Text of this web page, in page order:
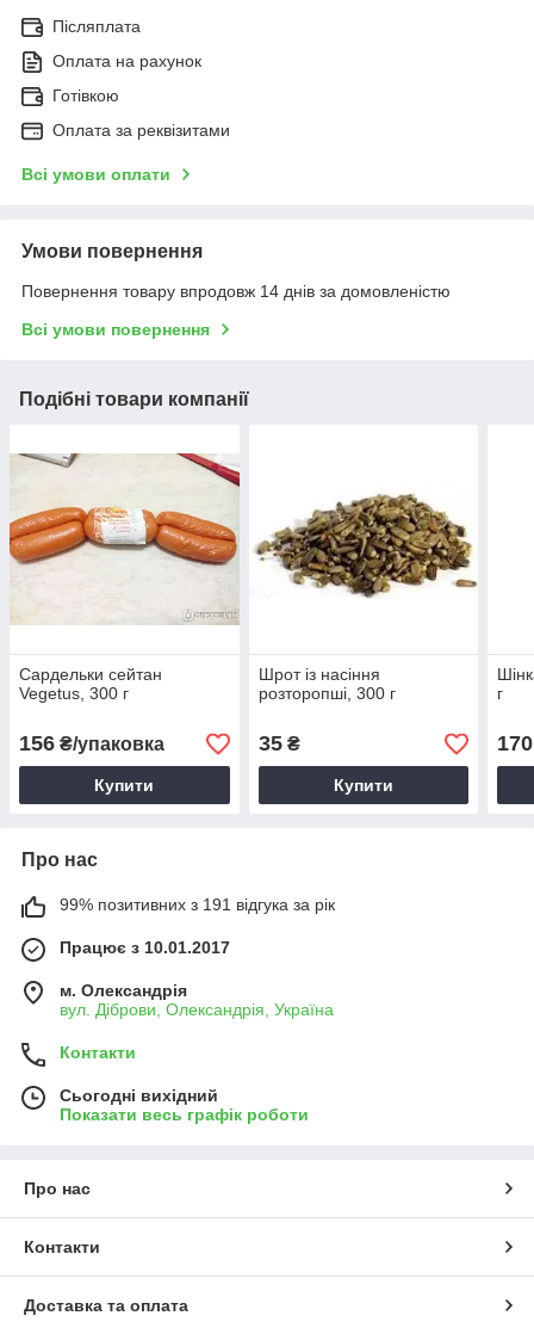
Післяплата
Оплата на рахунок
Готівкою
Оплата за реквізитами
Всі умови оплати
Умови повернення
Повернення товару впродовж 14 днів за домовленістю
Всі умови повернення
Подібні товари компанії
Сардельки сейтан
Vegetus, 300 г
156 ₴/упаковка
Купити
Шрот із насіння
розторопші, 300 г
35₴
Купити
г
170
Про нас
99% позитивних з 191 відгука за рік
Працює з 10.01.2017
м. Олександрія
вул. Діброви, Олександрія, Україна
Контакти
Сьогодні вихідний
Показати весь графік роботи
Про нас
Контакти
Доставка та оплата